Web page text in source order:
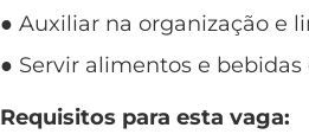
● Auxiliar na organização e
● Servir alimentos e
Requisitos para esta vaga: